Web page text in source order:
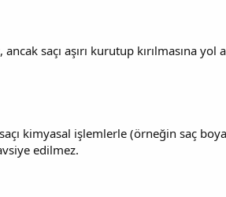
saçı aşırı kurutup kırılmasına yol
kimyasal işlemlerle (örneğin saç
edilmez.